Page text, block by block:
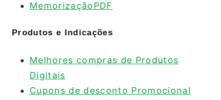
MemorizaçãoPDF
Produtos e Indicações
Melhores compras de Produtos
Digitais
Cupons de desconto Promocional